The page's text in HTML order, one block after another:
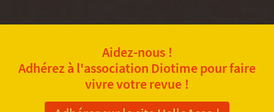
Aidez-nous !
Adhérez à l'association Diotime pour faire
vivre votre revue !